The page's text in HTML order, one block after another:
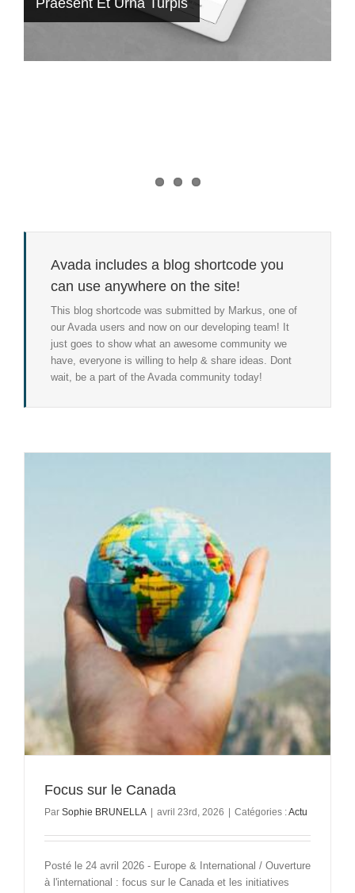
Avada includes a blog shortcode you
can use anywhere on the site!
This blog shortcode was submitted by Markus, one of
our Avada users and now on our developing team! It
just goes to show what an awesome community we
have, everyone is willing to help & share ideas. Dont
wait, be a part of the Avada community today!
Focus sur le Canada
Par Sophie BRUNELLA avril 23rd, 2026 Catégories :Actu
Posté le 24 avril 2026 - Europe & International / Ouverture
à l'international : focus sur le Canada et les initiatives